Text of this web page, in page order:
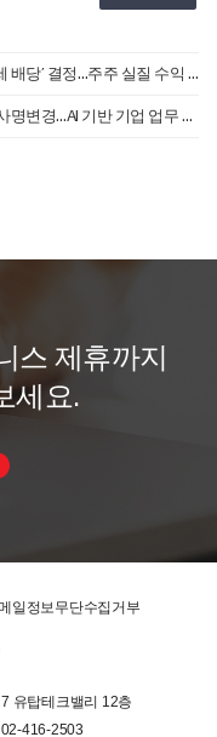
이노룰스, 주당 220원 ‘비과세 배당’ 결정…주주 실질 수익 확대
이노룰스, ‘이노에이엑스’로 사명변경…AI 기반 기업 업무 초자동화 시장 정면 승부
스 제휴까지
세 요.
일정보무단수집거부
유탑테크밸리 12층
02-416-2503